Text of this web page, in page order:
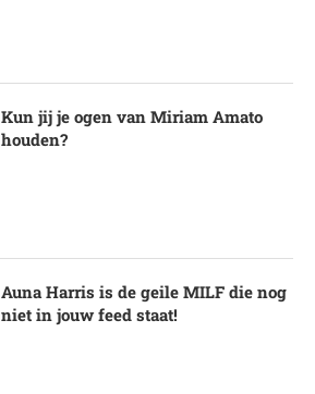
Kun jij je ogen van Miriam Amato
houden?
Auna Harris is de geile MILF die nog
niet in jouw feed staat!